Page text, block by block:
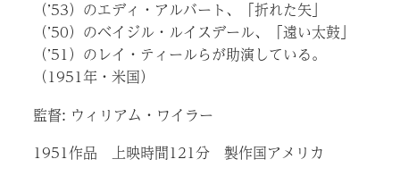
（’53）のエディ・アルバート、「折れた矢」
（’50）のベイジル・ルイスデール、「遠い太鼓」
（’51）のレイ・ティールらが助演している。
（1951年・米国）
監督: ウィリアム・ワイラー
1951作品 上映時間121分 製作国アメリカ